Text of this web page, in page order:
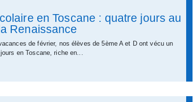
en Toscane : quatre jours au
Renaissance
de février, nos élèves de 5ème A et D ont vécu un
en Toscane, riche en...